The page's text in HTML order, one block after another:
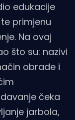
edukacije
primjenu
Na ovaj
što su: nazivi
obrade i
čeka
jarbola,